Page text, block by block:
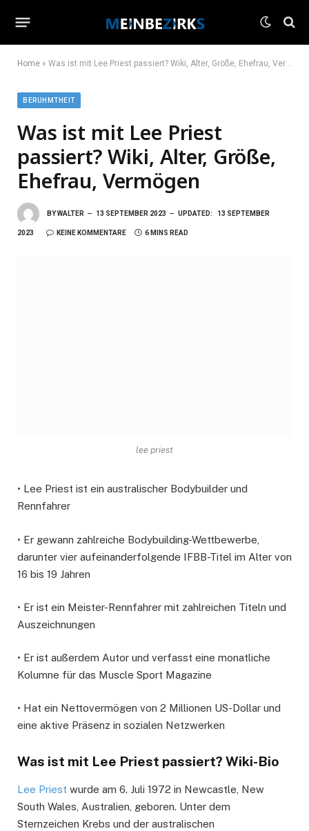
Home » Was ist mit Lee Priest passiert? Wiki, Alter, Größe, Ehefrau, Vermögen
BERUHMTHEIT
Was ist mit Lee Priest
passiert? Wiki, Alter, Größe,
Ehefrau, Vermögen
BYWALTER 13 SEPTEMBER 2023 UPDATED: 13 SEPTEMBER
2023 KEINE KOMMENTARE 6 MINS READ
lee priest
• Lee Priest ist ein australischer Bodybuilder und
Rennfahrer
• Er gewann zahlreiche Bodybuilding-Wettbewerbe,
darunter vier aufeinanderfolgende IFBB-Titel im Alter von
16 bis 19 Jahren
• Er ist ein Meister-Rennfahrer mit zahlreichen Titeln und
Auszeichnungen
• Er ist außerdem Autor und verfasst eine monatliche
Kolumne für das Muscle Sport Magazine
• Hat ein Nettovermögen von 2 Millionen US-Dollar und
eine aktive Präsenz in sozialen Netzwerken
Was ist mit Lee Priest passiert? Wiki-Bio
Lee Priest wurde am 6. Juli 1972 in Newcastle, New
South Wales, Australien, geboren. Unter dem
Sternzeichen Krebs und der australischen